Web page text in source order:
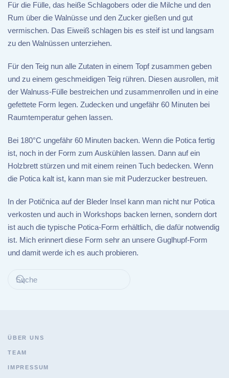
Für die Fülle, das heiße Schlagobers oder die Milche und den
Rum über die Walnüsse und den Zucker gießen und gut
vermischen. Das Eiweiß schlagen bis es steif ist und langsam
zu den Walnüssen unterziehen.
Für den Teig nun alle Zutaten in einem Topf zusammen geben
und zu einem geschmeidigen Teig rühren. Diesen ausrollen, mit
der Walnuss-Fülle bestreichen und zusammenrollen und in eine
gefettete Form legen. Zudecken und ungefähr 60 Minuten bei
Raumtemperatur gehen lassen.
Bei 180°C ungefähr 60 Minuten backen. Wenn die Potica fertig
ist, noch in der Form zum Auskühlen lassen. Dann auf ein
Holzbrett stürzen und mit einem reinen Tuch bedecken. Wenn
die Potica kalt ist, kann man sie mit Puderzucker bestreuen.
In der Potičnica auf der Bleder Insel kann man nicht nur Potica
verkosten und auch in Workshops backen lernen, sondern dort
ist auch die typische Potica-Form erhältlich, die dafür notwendig
ist. Mich erinnert diese Form sehr an unsere Guglhupf-Form
und damit werde ich es auch probieren.
ÜBER UNS
TEAM
IMPRESSUM